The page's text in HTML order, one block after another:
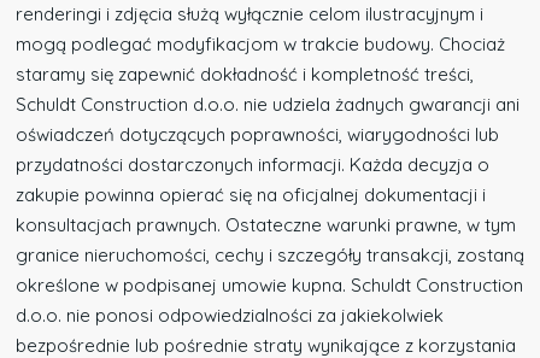
renderingi i zdjęcia służą wyłącznie celom ilustracyjnym i
mogą podlegać modyfikacjom w trakcie budowy. Chociaż
staramy się zapewnić dokładność i kompletność treści,
Schuldt Construction d.o.o. nie udziela żadnych gwarancji ani
oświadczeń dotyczących poprawności, wiarygodności lub
przydatności dostarczonych informacji. Każda decyzja o
zakupie powinna opierać się na oficjalnej dokumentacji i
konsultacjach prawnych. Ostateczne warunki prawne, w tym
granice nieruchomości, cechy i szczegóły transakcji, zostaną
określone w podpisanej umowie kupna. Schuldt Construction
d.o.o. nie ponosi odpowiedzialności za jakiekolwiek
bezpośrednie lub pośrednie straty wynikające z korzystania